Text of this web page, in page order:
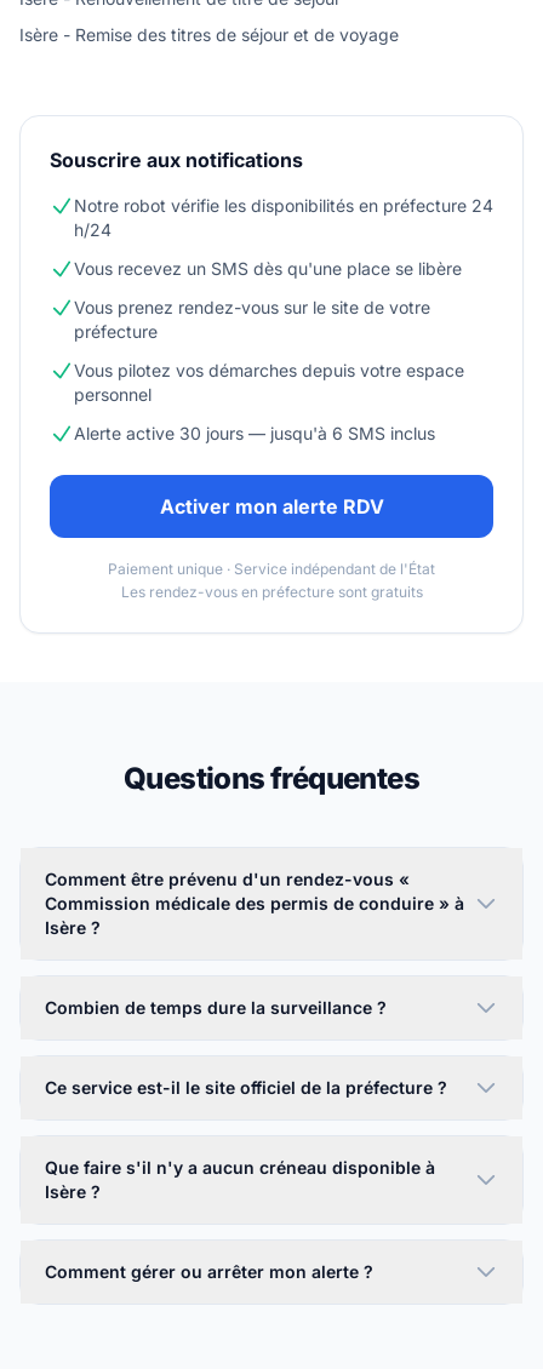
Isère - Remise des titres de séjour et de voyage
Souscrire aux notifications
Notre robot vérifie les disponibilités en préfecture 24
h/24
Vous recevez un SMS dès qu'une place se libère
Vous prenez rendez-vous sur le site de votre
préfecture
Vous pilotez vos démarches depuis votre espace
personnel
Alerte active 30 jours — jusqu'à 6 SMS inclus
Activer mon alerte RDV
Paiement unique · Service indépendant de l'État
Les rendez-vous en préfecture sont gratuits
Questions fréquentes
Comment être prévenu d'un rendez-vous «
Commission médicale des permis de conduire » à
Isère ?
Combien de temps dure la surveillance ?
Ce service est-il le site officiel de la préfecture ?
Que faire s'il n'y a aucun créneau disponible à
Isère ?
Comment gérer ou arrêter mon alerte ?